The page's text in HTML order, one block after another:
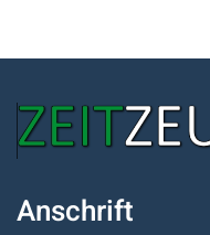
Anschrift